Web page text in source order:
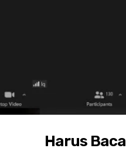
Harus Baca